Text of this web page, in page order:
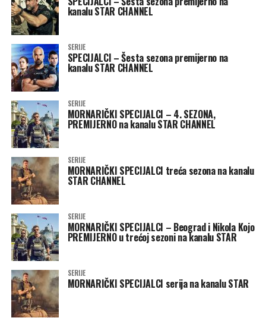
kanalu STAR CHANNEL
SERIJE
SPECIJALCI – Šesta sezona premijerno na
kanalu STAR CHANNEL
SERIJE
MORNARIČKI SPECIJALCI – 4. SEZONA,
PREMIJERNO na kanalu STAR CHANNEL
SERIJE
MORNARIČKI SPECIJALCI treća sezona na kanalu
STAR CHANNEL
SERIJE
MORNARIČKI SPECIJALCI – Beograd i Nikola Kojo
PREMIJERNO u trećoj sezoni na kanalu STAR
SERIJE
MORNARIČKI SPECIJALCI serija na kanalu STAR